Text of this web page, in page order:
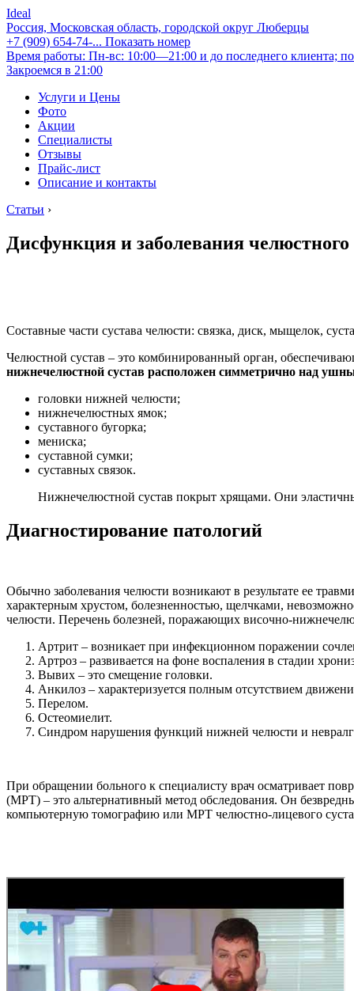
Ideal
Россия, Московская область, городской округ Люберцы
+7 (909) 654-74-... Показать номер
Время работы: Пн-вс: 10:00—21:00 и до последнего клиента;
Закроемся в 21:00
Услуги и Цены
Фото
Акции
Специалисты
Отзывы
Прайс-лист
Описание и контакты
Статьи ›
Дисфункция и заболевания
Составные части сустава челюсти: связка, диск, мыщелок,
Челюстной сустав – это комбинированный орган,
нижнечелюстной сустав расположен симметрично над
головки нижней челюсти;
нижнечелюстных ямок;
суставного бугорка;
мениска;
суставной сумки;
суставных связок.
Нижнечелюстной сустав покрыт хрящами. Они
Диагностирование патологий
Обычно заболевания челюсти возникают в результате ее
характерным хрустом, болезненностью, щелчками,
челюсти. Перечень болезней, поражающих височно-
Артрит – возникает при инфекционном поражении
Артроз – развивается на фоне воспаления в стадии
Вывих – это смещение головки.
Анкилоз – характеризуется полным отсутствием
Перелом.
Остеомиелит.
Синдром нарушения функций нижней челюсти и
При обращении больного к специалисту врач осматривает
(МРТ) – это альтернативный метод обследования. Он
компьютерную томографию или МРТ челюстно-лицевого